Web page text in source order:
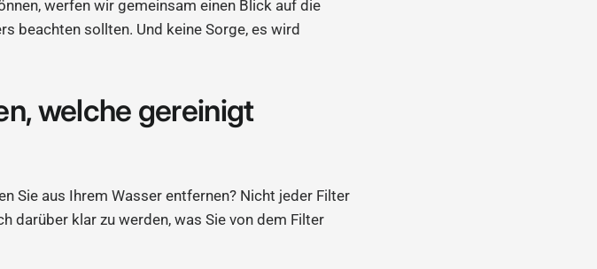
werfen wir gemeinsam einen Blick auf die
beachten sollten. Und keine Sorge, es wird
welche gereinigt
Sie aus Ihrem Wasser entfernen? Nicht jeder Filter
darüber klar zu werden, was Sie von dem Filter